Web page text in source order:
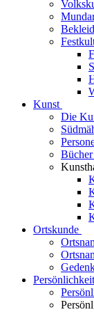
Kunst
Die
Ortskunde